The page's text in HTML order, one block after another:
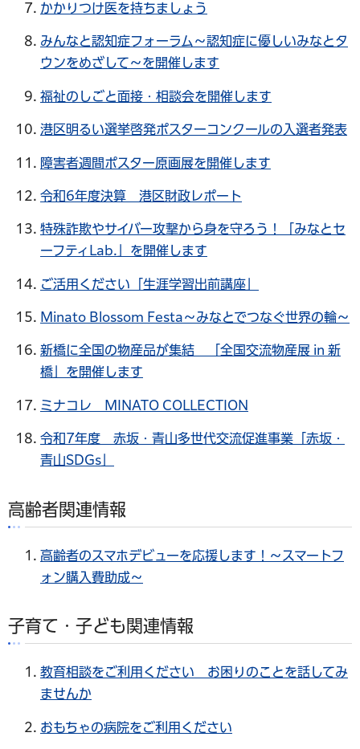
かかりつけ医を持ちましょう
みんなと認知症フォーラム～認知症に優しいみなとタ
ウンをめざして～を開催します
福祉のしごと面接・相談会を開催します
港区明るい選挙啓発ポスターコンクールの入選者発表
障害者週間ポスター原画展を開催します
令和6年度決算 港区財政レポート
特殊詐欺やサイバー攻撃から身を守ろう！「みなとセ
ーフティLab.」を開催します
ご活用ください「生涯学習出前講座」
Minato Blossom Festa～みなとでつなぐ世界の輪～
新橋に全国の物産品が集結 「全国交流物産展 in 新
橋」を開催します
ミナコレ MINATO COLLECTION
令和7年度 赤坂・青山多世代交流促進事業「赤坂・
青山SDGs」
高齢者関連情報
高齢者のスマホデビューを応援します！～スマートフ
ォン購入費助成～
子育て・子ども関連情報
教育相談をご利用ください お困りのことを話してみ
ませんか
おもちゃの病院をご利用ください